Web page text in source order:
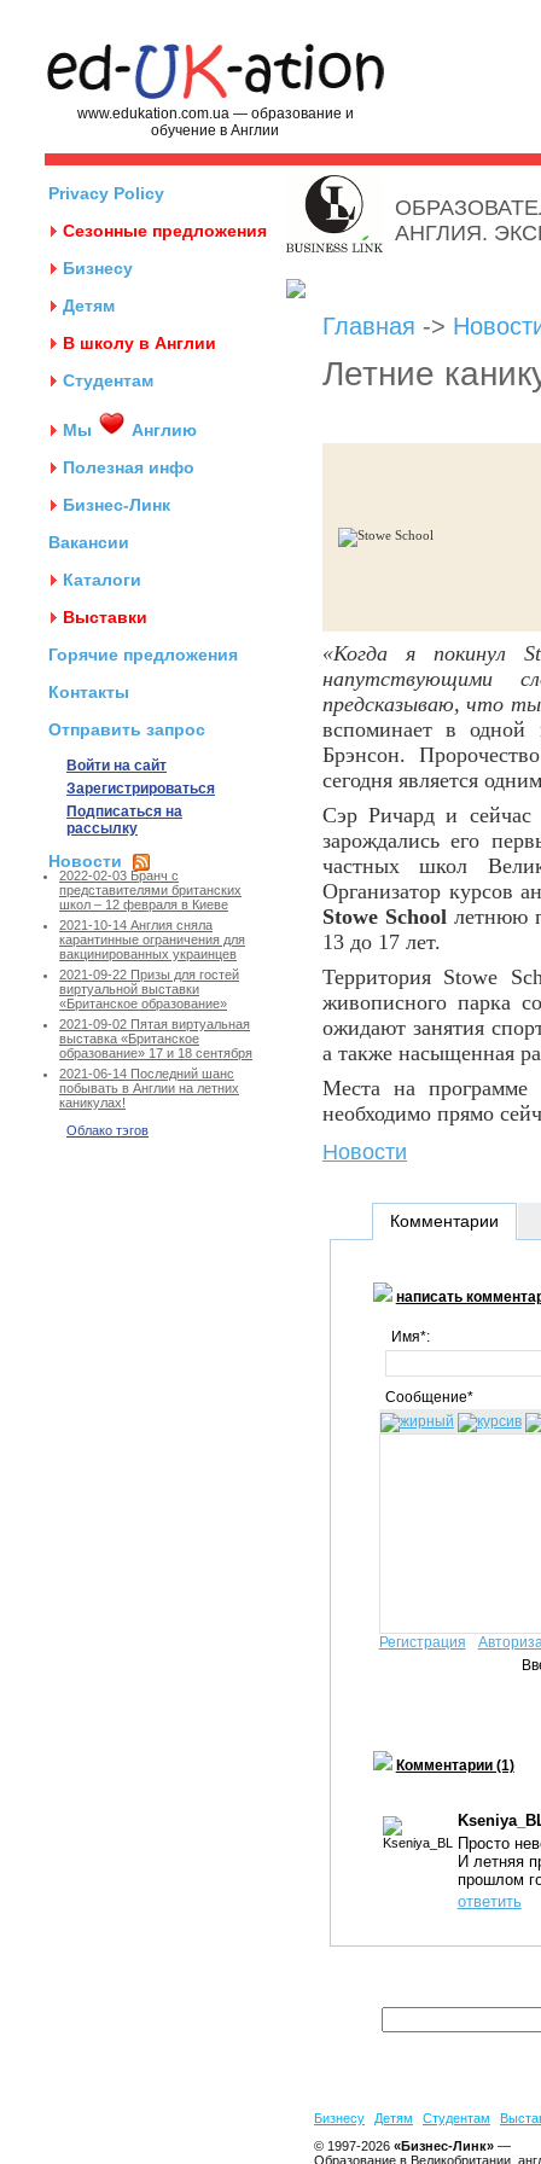
www.edukation.com.ua — образование и
обучение в Англии
Privacy Policy
Сезонные предложения
Бизнесу
Детям
В школу в Англии
Студентам
Мы
Англию
Полезная инфо
Бизнес-Линк
Вакансии
Каталоги
Выставки
Горячие предложения
Контакты
Отправить запрос
Войти на сайт
Зарегистрироваться
Подписаться на
рассылку
Новости
2022-02-03 Бранч с
представителями британских
школ – 12 февраля в Киеве
2021-10-14 Англия сняла
карантинные ограничения для
вакцинированных украинцев
2021-09-22 Призы для гостей
виртуальной выставки
«Британское образование»
2021-09-02 Пятая виртуальная
выставка «Британское
образование» 17 и 18 сентября
2021-06-14 Последний шанс
побывать в Англии на летних
каникулах!
Облако тэгов
АНГЛИЯ.
Главная ->
Летние
«Когда я покинул
напутствующими
предсказываю, что
вспоминает в одной
Брэнсон.
сегодня является
Сэр Ричард и сейчас
зарождались его
частных школ
Организатор курсов
Stowe Schoolлетнюю
13 до 17 лет.
Территория Stowe
живописного парка
ожидают занятия
а также насыщенная
Места на программе
необходимо прямо
Новости
Комментарии
написать
Имя*:
Сообщение*
Регистрация
Комментарии (1)
Просто
И летняя
прошлом
ответить
Бизнесу Детям Студентам
© 1997-2026 «Бизнес-Линк» —
Образование в Великобритании,